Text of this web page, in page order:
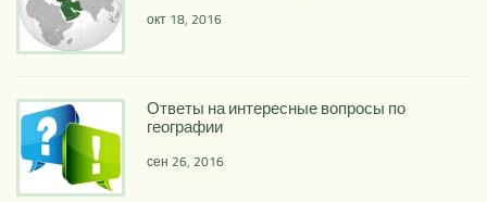
окт 18, 2016
Ответы на интересные вопросы по
географии
сен 26, 2016